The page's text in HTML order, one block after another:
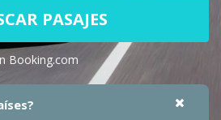
PASAJES
Booking.com